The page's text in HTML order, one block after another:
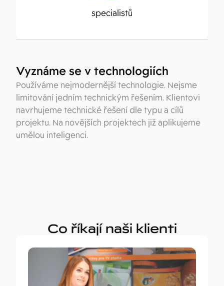
specialistů
Vyznáme se v technologiích
Používáme nejmodernější technologie. Nejsme
limitování jedním technickým řešením. Klientovi
navrhujeme technické řešení dle typu a cílů
projektu. Na novějších projektech již aplikujeme
umělou inteligenci.
Co říkají naši klienti